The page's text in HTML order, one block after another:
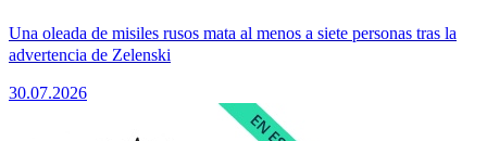
Una oleada de misiles rusos mata al menos a siete personas tras la
advertencia de Zelenski
30.07.2026